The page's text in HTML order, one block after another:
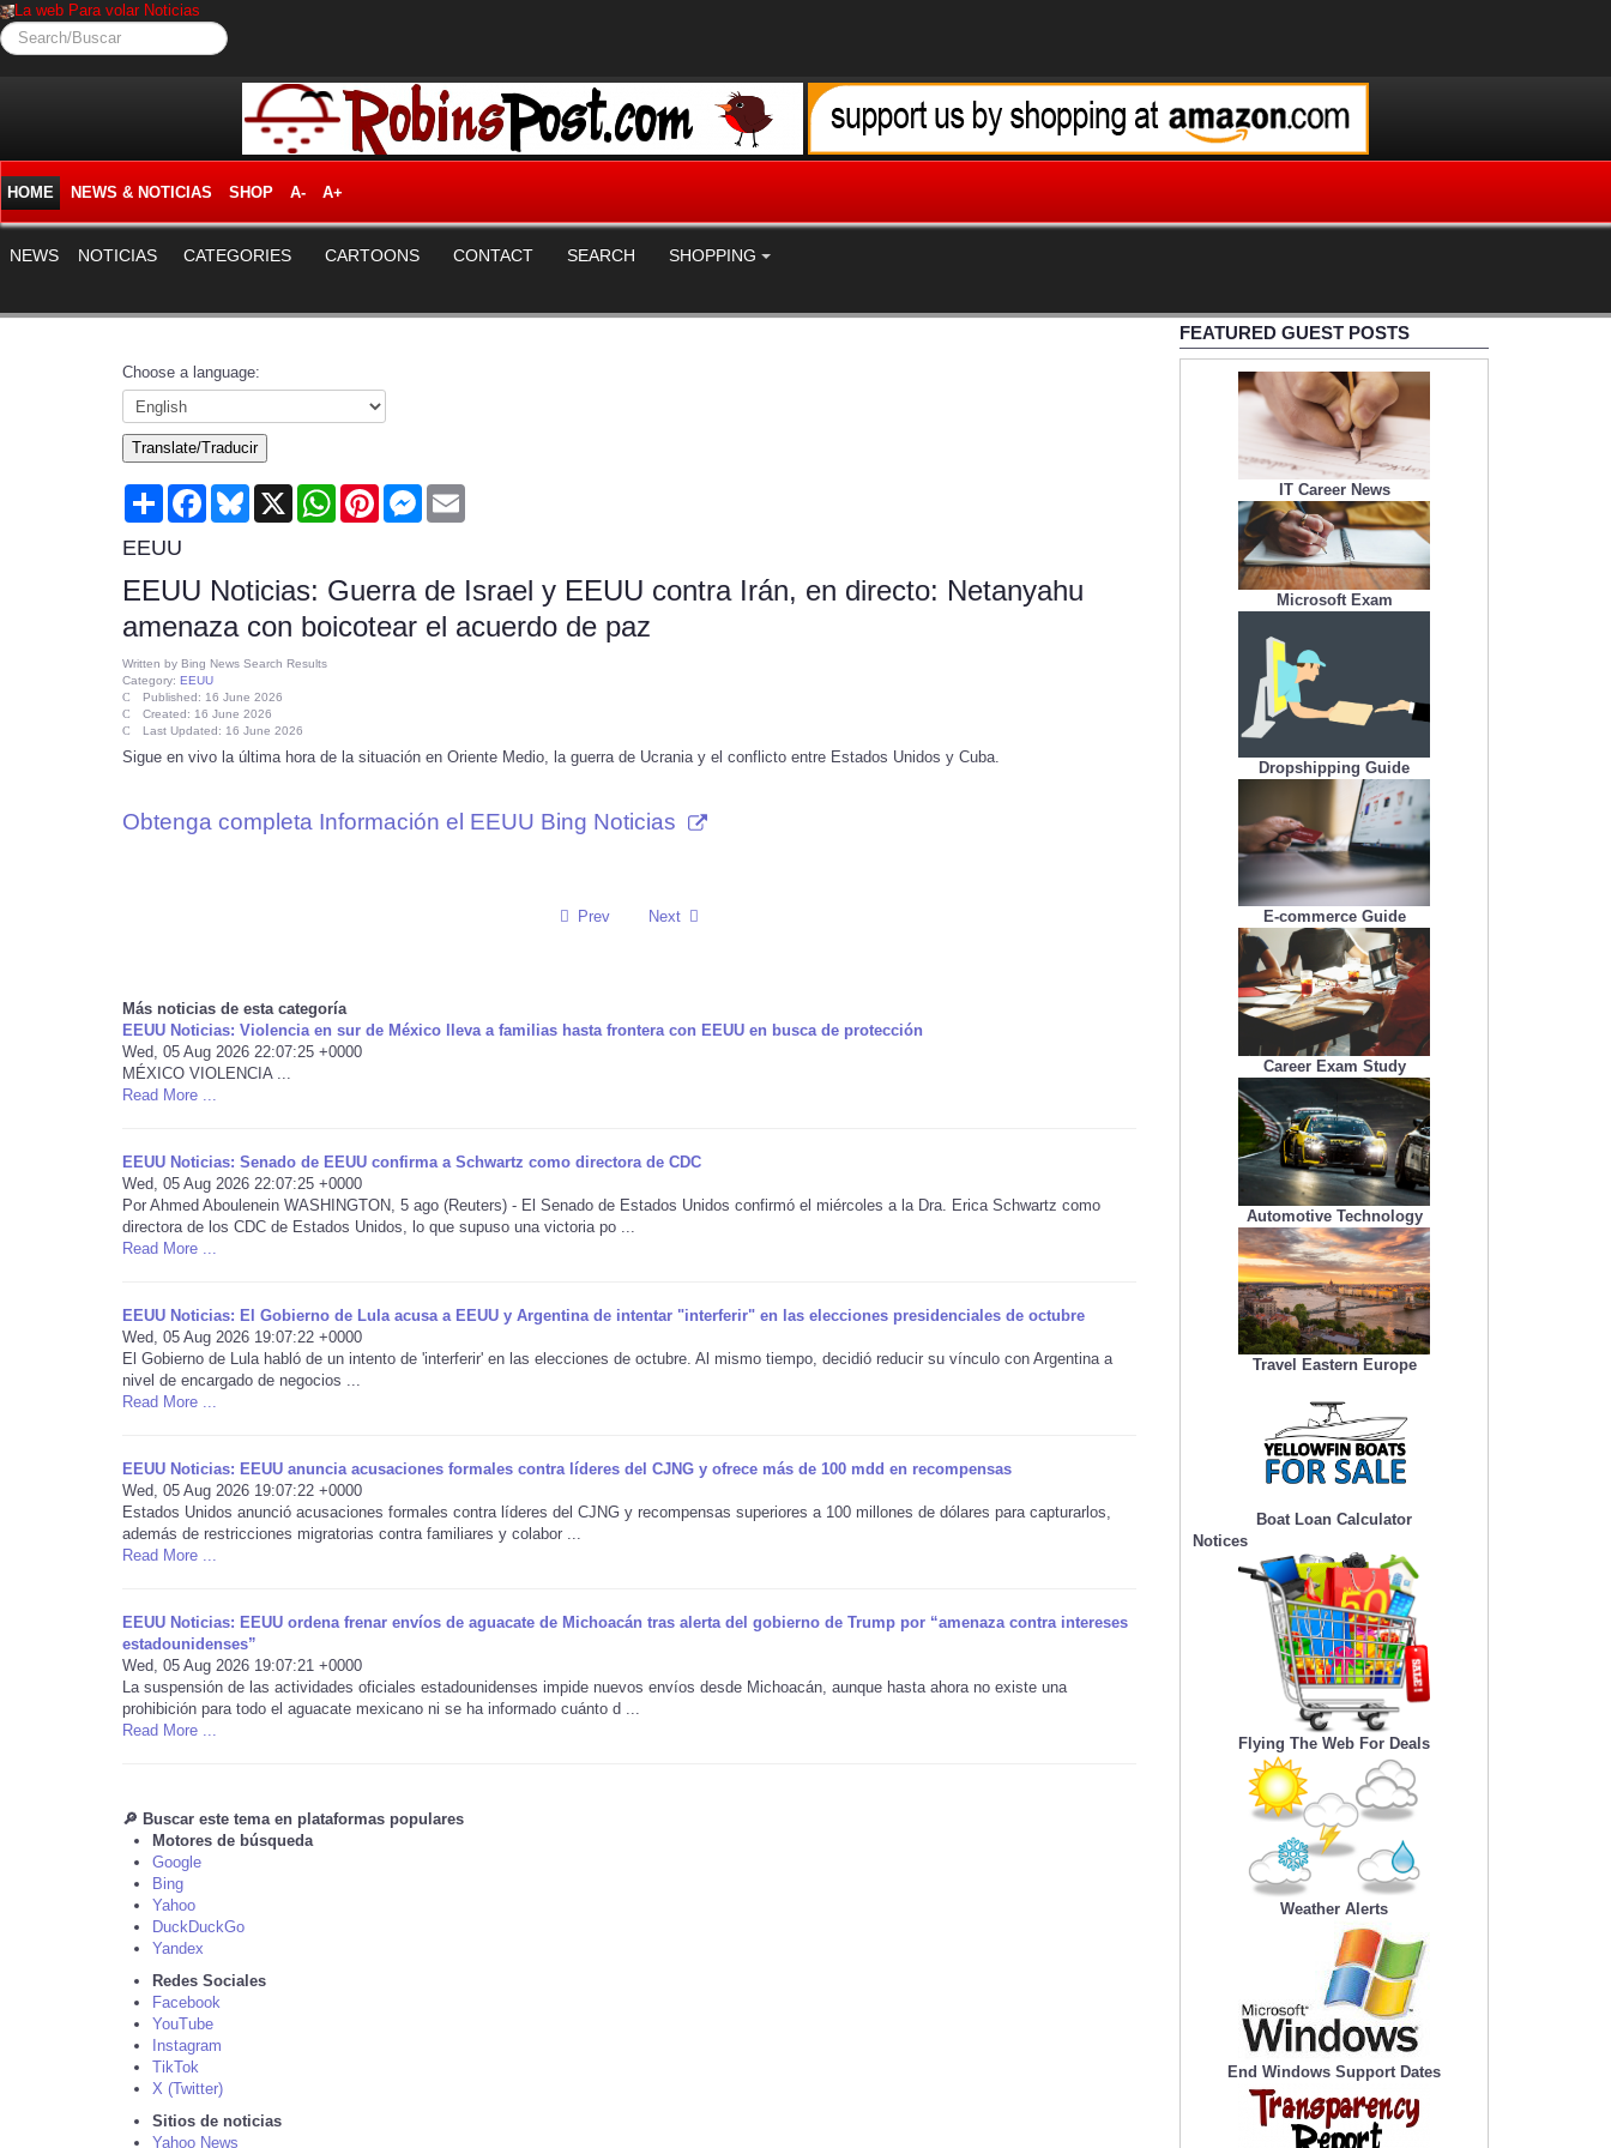
La web Para volar Noticias
Search/Buscar
HOME NEWS & NOTICIAS SHOP A- A+
NEWS NOTICIAS CATEGORIES CARTOONS CONTACT SEARCH SHOPPING
Choose a language:
Translate/Traducir
Share FacebookBluesky
X WhatsAppPinterestMessenger
EEUU
EEUU Noticias: Guerra de Israel y EEUU contra Irán, en directo: Netanyahu
amenaza con boicotear el acuerdo de paz
Written by Bing News Search Results
Category: EEUU
Published: 16 June 2026
Created: 16 June 2026
Last Updated: 16 June 2026
Sigue en vivo la última hora de la situación en Oriente Medio, la guerra de Ucrania y el conflicto entre Estados Unidos y Cuba.
Obtenga completa Información el EEUU Bing Noticias
Prev Next
Más noticias de esta categoría
EEUU Noticias: Violencia en sur de México lleva a familias hasta frontera con EEUU en busca de protección
Wed, 05 Aug 2026 22:07:25 +0000
MÉXICO VIOLENCIA ...
Read More ...
EEUU Noticias: Senado de EEUU confirma a Schwartz como directora de CDC
Wed, 05 Aug 2026 22:07:25 +0000
Por Ahmed Aboulenein WASHINGTON, 5 ago (Reuters) - El Senado de Estados Unidos confirmó el miércoles a la Dra. Erica Schwartz como
directora de los CDC de Estados Unidos, lo que supuso una victoria po ...
Read More ...
EEUU Noticias: El Gobierno de Lula acusa a EEUU y Argentina de intentar "interferir" en las elecciones presidenciales de octubre
Wed, 05 Aug 2026 19:07:22 +0000
El Gobierno de Lula habló de un intento de 'interferir' en las elecciones de octubre. Al mismo tiempo, decidió reducir su vínculo con Argentina a
nivel de encargado de negocios ...
Read More ...
EEUU Noticias: EEUU anuncia acusaciones formales contra líderes del CJNG y ofrece más de 100 mdd en recompensas
Wed, 05 Aug 2026 19:07:22 +0000
Estados Unidos anunció acusaciones formales contra líderes del CJNG y recompensas superiores a 100 millones de dólares para capturarlos,
además de restricciones migratorias contra familiares y colabor ...
Read More ...
EEUU Noticias: EEUU ordena frenar envíos de aguacate de Michoacán tras alerta del gobierno de Trump por “amenaza contra intereses
estadounidenses”
Wed, 05 Aug 2026 19:07:21 +0000
La suspensión de las actividades oficiales estadounidenses impide nuevos envíos desde Michoacán, aunque hasta ahora no existe una
prohibición para todo el aguacate mexicano ni se ha informado cuánto d ...
Read More ...
🔎 Buscar este tema en plataformas populares
Motores de búsqueda
Google
Bing
Yahoo
DuckDuckGo
Yandex
Redes Sociales
Facebook
YouTube
Instagram
TikTok
X (Twitter)
Sitios de noticias
Yahoo News
FEATURED GUEST POSTS
IT Career News
Microsoft Exam
Dropshipping Guide
E-commerce Guide
Career Exam Study
Automotive Technology
Travel Eastern Europe
Boat Loan Calculator
Notices
Flying The Web For Deals
Weather Alerts
End Windows Support Dates